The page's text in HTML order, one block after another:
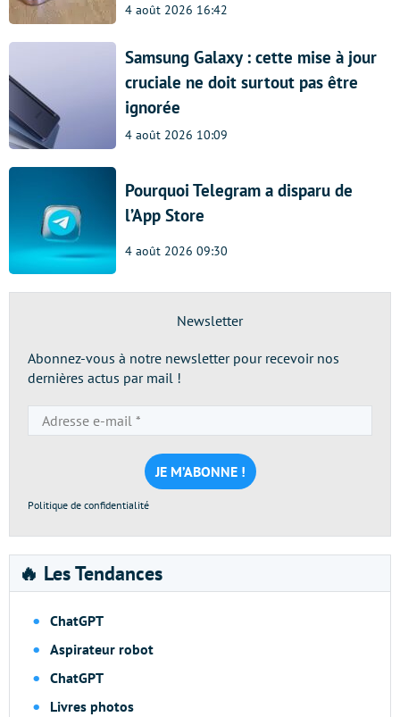
4 août 2026 16:42
Samsung Galaxy : cette mise à jour
cruciale ne doit surtout pas être
ignorée
4 août 2026 10:09
Pourquoi Telegram a disparu de
l’App Store
4 août 2026 09:30
Newsletter
Abonnez-vous à notre newsletter pour recevoir nos
dernières actus par mail !
e-
mail
*
Politique de confidentialité
🔥 Les Tendances
ChatGPT
Aspirateur robot
ChatGPT
Livres photos